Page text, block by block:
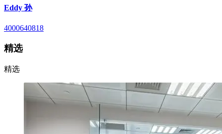
Eddy 孙
4000640818
精选
精选